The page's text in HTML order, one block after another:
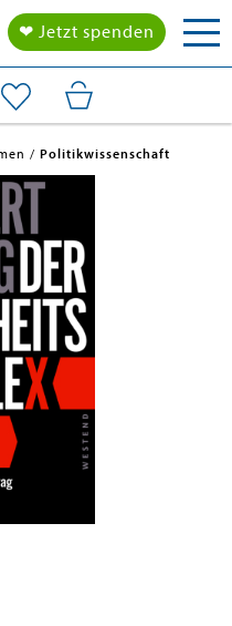
❤ Jetzt spenden
Politikwissenschaft